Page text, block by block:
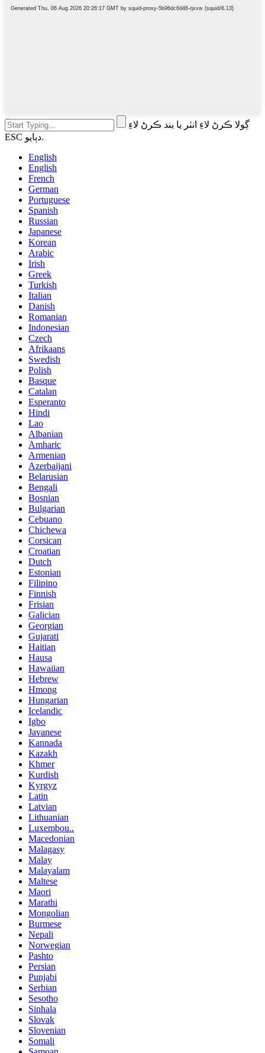
ڳولا ڪرڻ لاءِ انٽر يا بند ڪرڻ لاءِ
ESC دٻايو.
English
English
French
German
Portuguese
Spanish
Russian
Japanese
Korean
Arabic
Irish
Greek
Turkish
Italian
Danish
Romanian
Indonesian
Czech
Afrikaans
Swedish
Polish
Basque
Catalan
Esperanto
Hindi
Lao
Albanian
Amharic
Armenian
Azerbaijani
Belarusian
Bengali
Bosnian
Bulgarian
Cebuano
Chichewa
Corsican
Croatian
Dutch
Estonian
Filipino
Finnish
Frisian
Galician
Georgian
Gujarati
Haitian
Hausa
Hawaiian
Hebrew
Hmong
Hungarian
Icelandic
Igbo
Javanese
Kannada
Kazakh
Khmer
Kurdish
Kyrgyz
Latin
Latvian
Lithuanian
Luxembou..
Macedonian
Malagasy
Malay
Malayalam
Maltese
Maori
Marathi
Mongolian
Burmese
Nepali
Norwegian
Pashto
Persian
Punjabi
Serbian
Sesotho
Sinhala
Slovak
Slovenian
Somali